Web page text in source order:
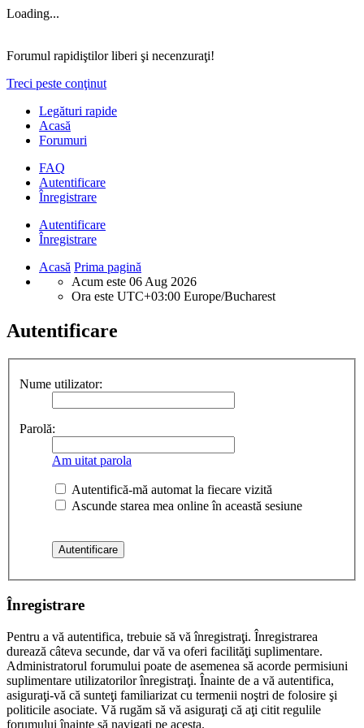
Loading...
Forumul rapidiştilor liberi şi necenzuraţi!
Treci peste conţinut
Legături rapide
Acasă
Forumuri
FAQ
Autentificare
Înregistrare
Autentificare
Înregistrare
Acasă Prima pagină
Acum este 06 Aug 2026
Ora este UTC+03:00 Europe/Bucharest
Autentificare
Nume utilizator:
Parolă:
Am uitat parola
Autentifică-mă automat la fiecare vizită
Ascunde starea mea online în această sesiune
Înregistrare
Pentru a vă autentifica, trebuie să vă înregistraţi. Înregistrarea
durează câteva secunde, dar vă va oferi facilităţi suplimentare.
Administratorul forumului poate de asemenea să acorde permisiuni
suplimentare utilizatorilor înregistraţi. Înainte de a vă autentifica,
asiguraţi-vă că sunteţi familiarizat cu termenii noştri de folosire şi
politicile asociate. Vă rugăm să vă asiguraţi că aţi citit regulile
forumului înainte să navigaţi pe acesta.